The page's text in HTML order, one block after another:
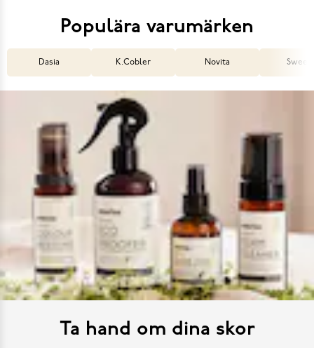
Populära varumärken
Dasia K.Cobler Novita
Ta hand om dina skor